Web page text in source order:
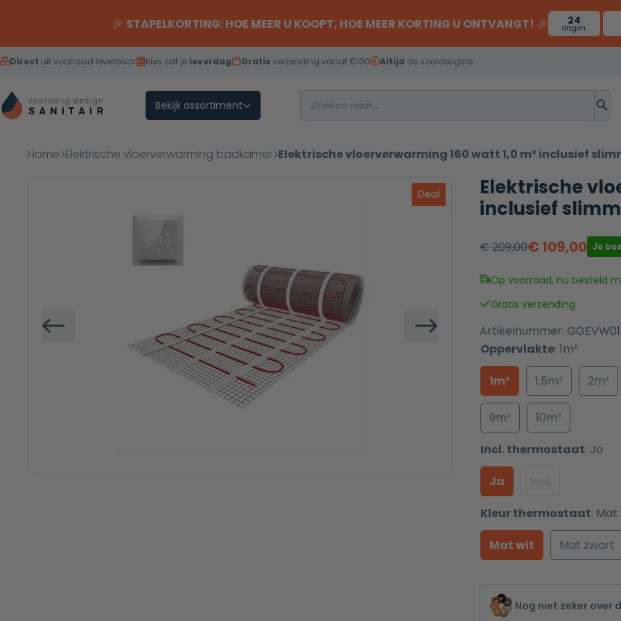
🎉 STAPELKORTING: HOE MEER U KOOPT, HOE MEER KORTING U ONTVANGT! 🎉 24
dagen
Direct uit voorraad leverbaar Kies zelf je leverdag Gratisverzending vanaf €100 Altijd de voordeligste
Bekijk assortiment
Home Elektrische vloerverwarming badkamer Elektrische vloerverwarming 160 watt 1,0 m² inclusief
Deal
Vorige Volgende
Elektrische
inclusief
€209,00
Oorspronkelijke
prijs
was:
€ 209,00.
€ 109,00
Huidige
prijs
is:
€ 109,00.
Je
Op voorraad, nu besteld
Gratis verzending
Artikelnummer:
Oppervlakte: 1m²
1m²
1,5m² 2m²
9m²
10m²
Incl. thermostaat: Ja
Ja
Kleur thermostaat: Mat
Mat wit
Mat zwart
Nog niet zeker over